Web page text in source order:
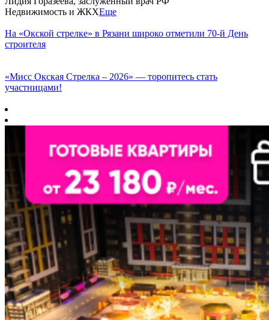
Недвижимость и ЖКХЕще
На «Окской стрелке» в Рязани широко отметили 70-й День
строителя
«Мисс Окская Стрелка – 2026» — торопитесь стать
участницами!